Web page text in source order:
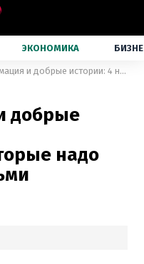
ЭКОНОМИКА
Яркая анимация и добрые истории: 4 новых мультфильма, которые надо посмотреть с детьми
добрые
надо